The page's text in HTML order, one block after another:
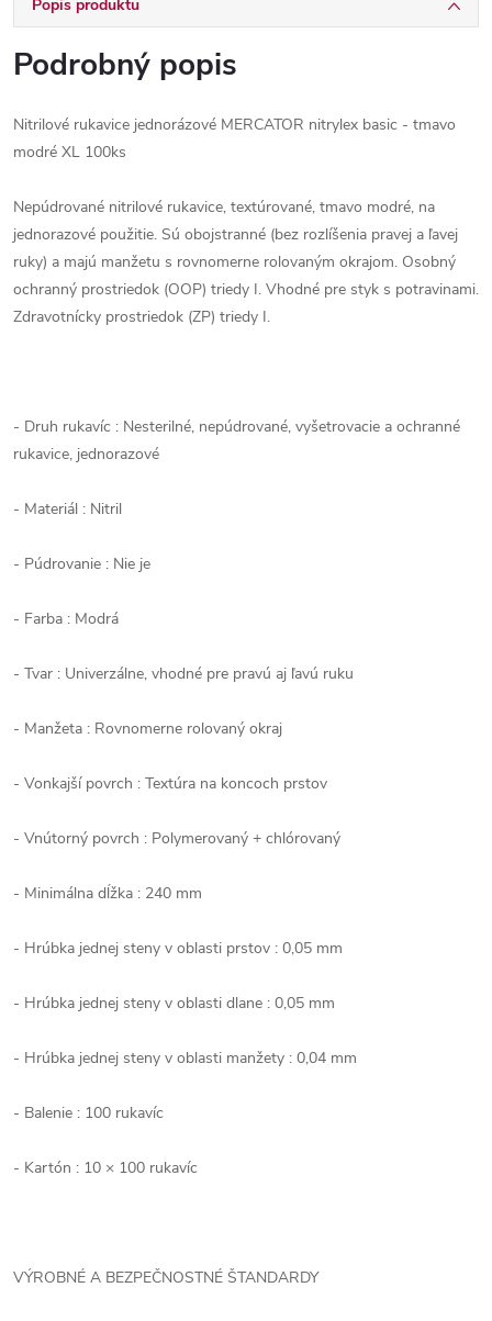
Popis produktu
Podrobný popis
Nitrilové rukavice jednorázové MERCATOR nitrylex basic - tmavo
modré XL 100ks
Nepúdrované nitrilové rukavice, textúrované, tmavo modré, na
jednorazové použitie. Sú obojstranné (bez rozlíšenia pravej a ľavej
ruky) a majú manžetu s rovnomerne rolovaným okrajom. Osobný
ochranný prostriedok (OOP) triedy I. Vhodné pre styk s potravinami.
Zdravotnícky prostriedok (ZP) triedy I.
- Druh rukavíc : Nesterilné, nepúdrované, vyšetrovacie a ochranné
rukavice, jednorazové
- Materiál : Nitril
- Púdrovanie : Nie je
- Farba : Modrá
- Tvar : Univerzálne, vhodné pre pravú aj ľavú ruku
- Manžeta : Rovnomerne rolovaný okraj
- Vonkajší povrch : Textúra na koncoch prstov
- Vnútorný povrch : Polymerovaný + chlórovaný
- Minimálna dĺžka : 240 mm
- Hrúbka jednej steny v oblasti prstov : 0,05 mm
- Hrúbka jednej steny v oblasti dlane : 0,05 mm
- Hrúbka jednej steny v oblasti manžety : 0,04 mm
- Balenie : 100 rukavíc
- Kartón : 10 × 100 rukavíc
VÝROBNÉ A BEZPEČNOSTNÉ ŠTANDARDY